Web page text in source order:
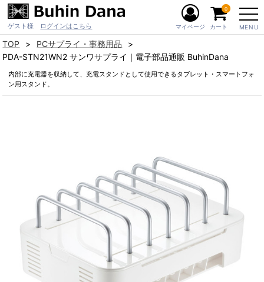
ゲスト様 ログインはこちら MENU
マイページ カート
0
TOP
PCサプライ・事務用品
PDA-STN21WN2 サンワサプライ｜電子部品通販 BuhinDana
内部に充電器を収納して、充電スタンドとして使用できるタブレット・スマートフォ
ン用スタンド。